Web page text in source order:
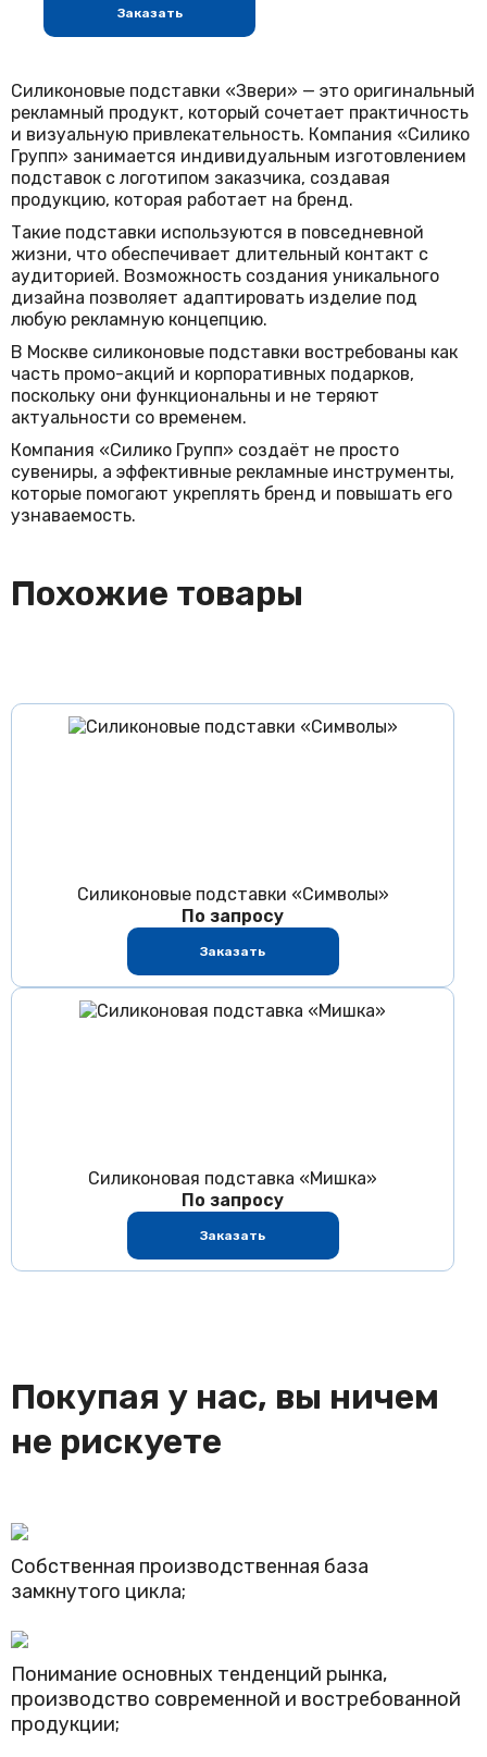
Заказать
Силиконовые подставки «Звери» — это оригинальный
рекламный продукт, который сочетает практичность
и визуальную привлекательность. Компания «Силико
Групп» занимается индивидуальным изготовлением
подставок с логотипом заказчика, создавая
продукцию, которая работает на бренд.
Такие подставки используются в повседневной
жизни, что обеспечивает длительный контакт с
аудиторией. Возможность создания уникального
дизайна позволяет адаптировать изделие под
любую рекламную концепцию.
В Москве силиконовые подставки востребованы как
часть промо-акций и корпоративных подарков,
поскольку они функциональны и не теряют
актуальности со временем.
Компания «Силико Групп» создаёт не просто
сувениры, а эффективные рекламные инструменты,
которые помогают укреплять бренд и повышать его
узнаваемость.
Похожие товары
Силиконовые подставки «Символы»
По запросу
Заказать
Силиконовая подставка «Мишка»
По запросу
Заказать
Покупая у нас, вы ничем
не рискуете
Собственная производственная база
замкнутого цикла;
Понимание основных тенденций рынка,
производство современной и востребованной
продукции;